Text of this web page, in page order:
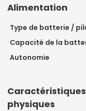
Alimentation
Type de batterie /
Capacité de la
Autonomie
Caractéristiques
physiques